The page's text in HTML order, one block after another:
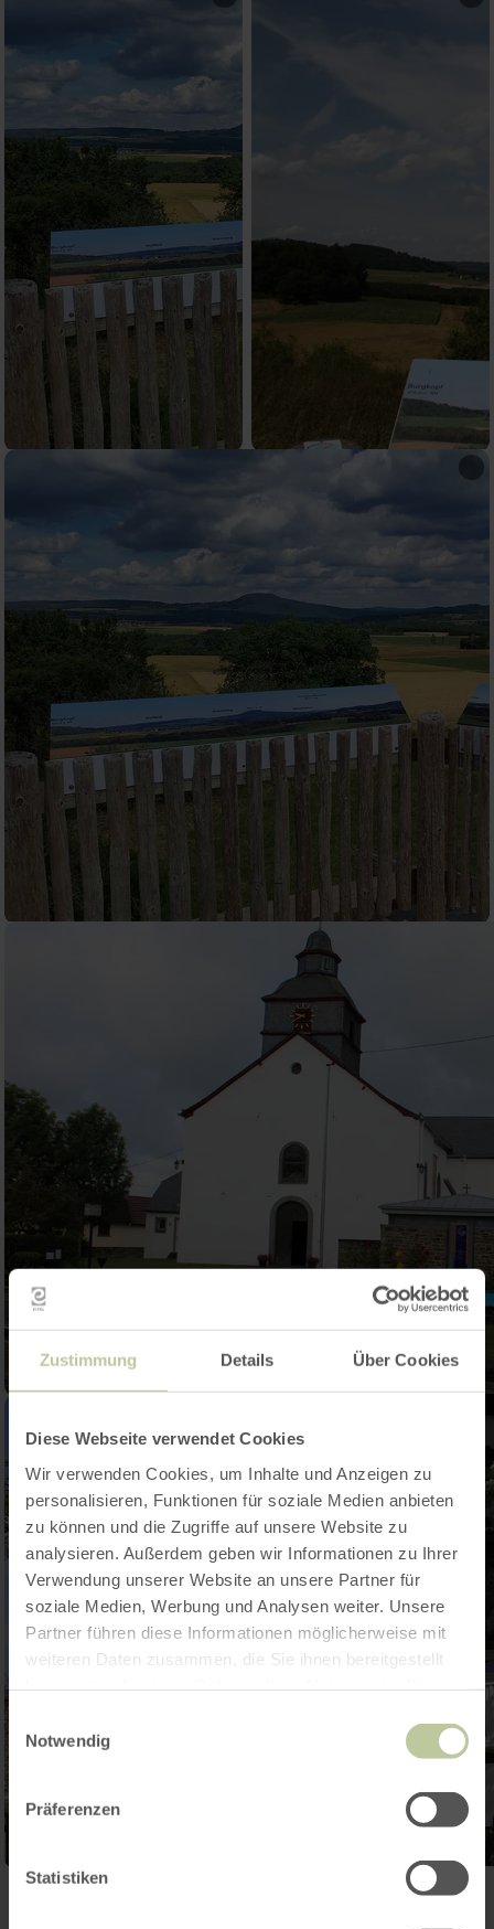
Zustimmung Details Über Cookies
Diese Webseite verwendet Cookies
Wir verwenden Cookies, um Inhalte und Anzeigen zu
personalisieren, Funktionen für soziale Medien anbieten
zu können und die Zugriffe auf unsere Website zu
analysieren. Außerdem geben wir Informationen zu Ihrer
Verwendung unserer Website an unsere Partner für
soziale Medien, Werbung und Analysen weiter. Unsere
Partner führen diese Informationen möglicherweise mit
weiteren Daten zusammen, die Sie ihnen bereitgestellt
Notwendig
Präferenzen
Statistiken